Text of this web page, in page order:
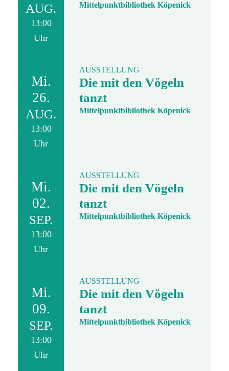
AUG.
13:00
Uhr
Mittelpunktbibliothek Köpenick
Mi.
26.
AUG.
13:00
Uhr
AUSSTELLUNG
Die mit den Vögeln
tanzt
Mittelpunktbibliothek Köpenick
Mi.
02.
SEP.
13:00
Uhr
AUSSTELLUNG
Die mit den Vögeln
tanzt
Mittelpunktbibliothek Köpenick
Mi.
09.
SEP.
13:00
Uhr
AUSSTELLUNG
Die mit den Vögeln
tanzt
Mittelpunktbibliothek Köpenick